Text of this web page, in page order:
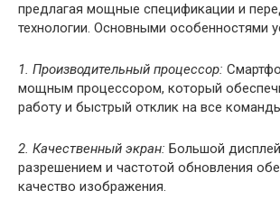
предлагая мощные спецификации и
технологии. Основными особенностями
1. Производительный процессор:
мощным процессором, который
работу и быстрый отклик на все
2. Качественный экран: Большой
разрешением и частотой обновления
качество изображения.